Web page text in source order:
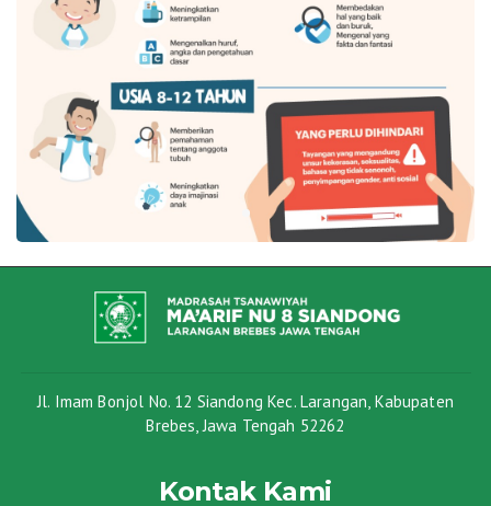
Jl. Imam Bonjol No. 12 Siandong Kec. Larangan, Kabupaten
Brebes, Jawa Tengah 52262
Kontak Kami